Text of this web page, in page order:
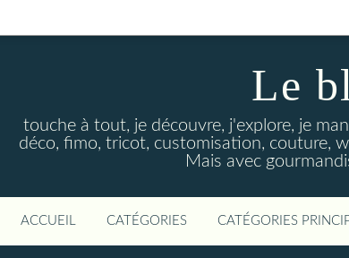
Le
touche à tout, je découvre, j'explore, je
déco, fimo, tricot, customisation, couture,
Mais avec
ACCUEIL CATÉGORIES CATÉGORIES